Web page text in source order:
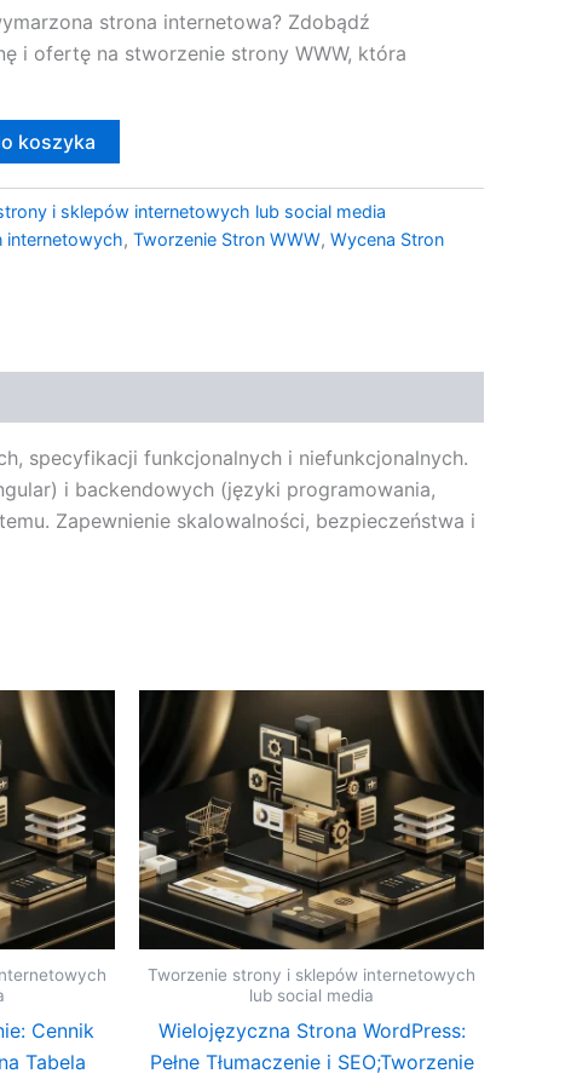
strona internetowa? Zdobądź
i ofertę na stworzenie strony WWW, która
koszyka
i sklepów internetowych lub social media
internetowych, Tworzenie Stron WWW, Wycena Stron
specyfikacji funkcjonalnych i niefunkcjonalnych.
i backendowych (języki programowania,
Zapewnienie skalowalności, bezpieczeństwa i
Cennik
Tabela
Tworzenie strony i sklepów internetowych
lub social media
Wielojęzyczna Strona WordPress:
Pełne Tłumaczenie i SEO;Tworzenie